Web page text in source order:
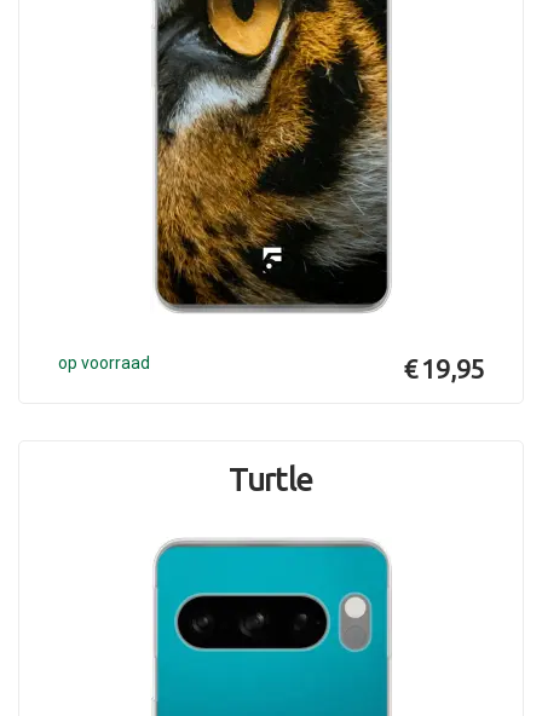
op voorraad € 19,95
Turtle